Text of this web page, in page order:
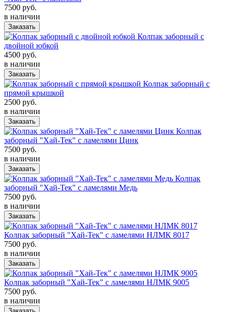
7500 руб.
в наличии
Заказать
Колпак заборный с
двойной юбкой
4500 руб.
в наличии
Заказать
Колпак заборный с
прямой крышкой
2500 руб.
в наличии
Заказать
Колпак
заборный "Хай-Тек" с ламелями Цинк
7500 руб.
в наличии
Заказать
Колпак
заборный "Хай-Тек" с ламелями Медь
7500 руб.
в наличии
Заказать
Колпак заборный "Хай-Тек" с ламелями НЛМК 8017
7500 руб.
в наличии
Заказать
Колпак заборный "Хай-Тек" с ламелями НЛМК 9005
7500 руб.
в наличии